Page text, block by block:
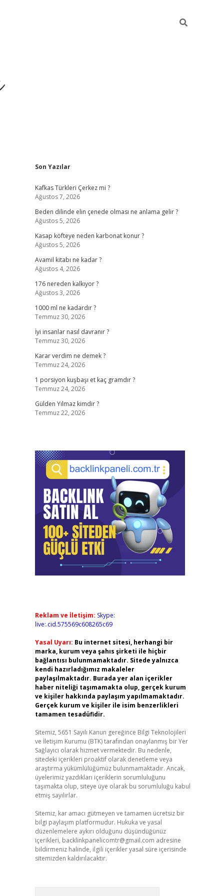
Sidebar
Son Yazılar
Kafkas Türkleri Çerkez mi ?
Ağustos 7, 2026
Beden dilinde elin çenede olması ne anlama gelir ?
Ağustos 5, 2026
Kasap köfteye neden karbonat konur ?
Ağustos 5, 2026
Avamil kitabı ne kadar ?
Ağustos 4, 2026
176 nereden kalkıyor ?
Ağustos 3, 2026
1000 ml ne kadardır ?
Temmuz 30, 2026
İyi insanlar nasıl davranır ?
Temmuz 30, 2026
Karar verdim ne demek ?
Temmuz 24, 2026
1 porsiyon kuşbaşı et kaç gramdır ?
Temmuz 24, 2026
Gülden Yılmaz kimdir ?
Temmuz 22, 2026
Reklam ve İletişim: Skype:
live:.cid.575569c608265c69
Yasal Uyarı: Bu internet sitesi, herhangi bir
marka, kurum veya şahıs şirketi ile hiçbir
bağlantısı bulunmamaktadır. Sitede yalnızca
kendi hazırladığımız makaleler
paylaşılmaktadır. Burada yer alan içerikler
haber niteliği taşımamakta olup, gerçek kurum
ve kişiler hakkında paylaşım yapılmamaktadır.
Gerçek kurum ve kişiler ile isim benzerlikleri
tamamen tesadüfidir.
Sitemiz, 5651 Sayılı Kanun gereğince Bilgi Teknolojileri
ve İletişim Kurumu (BTK) tarafından onaylanmış bir Yer
Sağlayıcı olarak hizmet vermektedir. Bu nedenle,
sitedeki içerikleri proaktif olarak denetleme veya
araştırma yükümlülüğümüz bulunmamaktadır. Ancak,
üyelerimiz yazdıkları içeriklerin sorumluluğunu
taşımakta olup, siteye üye olarak bu sorumluluğu kabul
etmiş sayılırlar.
Sitemiz, kar amacı gütmeyen ve tamamen ücretsiz bir
bilgi paylaşım platformudur. Hukuka ve yasal
düzenlemelere aykırı olduğunu düşündüğünüz
içerikleri, backlinkpanelicomtr@gmail.com adresine
bildirmeniz halinde, ilgili içerikler yasal süre içerisinde
sitemizden kaldırılacaktır.